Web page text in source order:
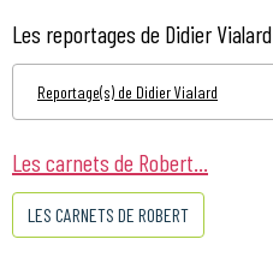
Les reportages de Didier Vialard
Reportage(s) de Didier Vialard
Les carnets de Robert...
LES CARNETS DE ROBERT